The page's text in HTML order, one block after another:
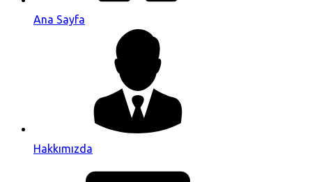
Ana Sayfa
Hakkımızda